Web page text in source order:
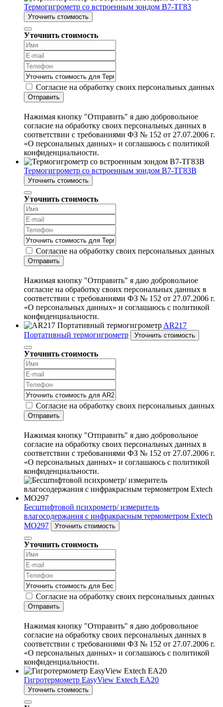
Термогигрометр со встроенным зондом В7-ТГ83
Уточнить стоимость
Уточнить стоимость
Согласие на обработку своих персональных данных
Отправить
Нажимая кнопку "Отправить" я даю добровольное
согласие на обработку своих персональных данных в
соответствии с требованиями ФЗ № 152 от 27.07.2006 г.
«О персональных данных» и соглашаюсь с политикой
конфиденциальности.
Термогигрометр со встроенным зондом В7-ТГ83В
Уточнить стоимость
Уточнить стоимость
Согласие на обработку своих персональных данных
Отправить
Нажимая кнопку "Отправить" я даю добровольное
согласие на обработку своих персональных данных в
соответствии с требованиями ФЗ № 152 от 27.07.2006 г.
«О персональных данных» и соглашаюсь с политикой
конфиденциальности.
AR217
Портативный термогигрометр
Уточнить стоимость
Уточнить стоимость
Согласие на обработку своих персональных данных
Отправить
Нажимая кнопку "Отправить" я даю добровольное
согласие на обработку своих персональных данных в
соответствии с требованиями ФЗ № 152 от 27.07.2006 г.
«О персональных данных» и соглашаюсь с политикой
конфиденциальности.
Бесштифтовой психрометр/ измеритель
влагосодержания с инфракрасным термометром Extech
MO297
Уточнить стоимость
Уточнить стоимость
Согласие на обработку своих персональных данных
Отправить
Нажимая кнопку "Отправить" я даю добровольное
согласие на обработку своих персональных данных в
соответствии с требованиями ФЗ № 152 от 27.07.2006 г.
«О персональных данных» и соглашаюсь с политикой
конфиденциальности.
Гигротермометр EasyView Extech EA20
Уточнить стоимость